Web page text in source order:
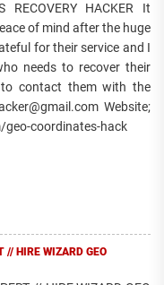
RECOVERY HACKER It
of mind after the huge
for their service and I
needs to recover their
contact them with the
Website;
coordinates-hack
// HIRE WIZARD GEO